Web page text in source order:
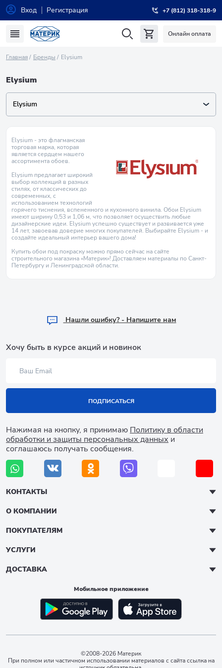
Вход Регистрация +7 (812) 318-318-9
Онлайн оплата
Главная Бренды Elysium
Elysium
Elysium
Elysium - это флагманская
торговая марка, которая
является сердцем нашего
ассортимента обоев.
Elysium предлагает широкий
выбор коллекций в разных
стилях, от классических до
современных, с
использованием технологий
горячего тиснения, вспененного и кухонного винила. Обои Elysium
имеют ширину 0,53 и 1,06 м, что позволяет осуществить любые
дизайнерские идеи. Elysium успешно существует и развивается уже
14 лет, завоевав доверие многих покупателей. Выбирайте Elysium - и
создайте идеальный интерьер вашего дома!
Купить обои под покраску можно прямо сейчас на сайте
строительного магазина «Материк»! Доставляем материалы по Санкт-
Петербургу и Ленинградской области.
Hашли ошибку? - Напишите нам
Хочу быть в курсе акций и новинок
ПОДПИСАТЬСЯ
Нажимая на кнопку, я принимаю Политику в области
обработки и защиты персональных данных и
соглашаюсь получать сообщения.
КОНТАКТЫ
О КОМПАНИИ
ПОКУПАТЕЛЯМ
УСЛУГИ
ДОСТАВКА
Мобильное приложение
©2008-2026 Материк
При полном или частичном использовании материалов с сайта ссылка на